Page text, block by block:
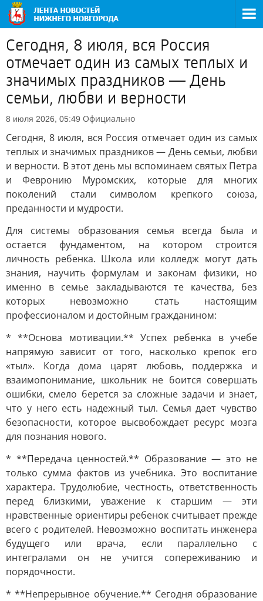
Сегодня, 8 июля, вся Россия
отмечает один из самых теплых и
значимых праздников — День
семьи, любви и верности
8 июля 2026, 05:49 Официально
Сегодня, 8 июля, вся Россия отмечает один из самых
теплых и значимых праздников — День семьи, любви
и верности. В этот день мы вспоминаем святых Петра
и Февронию Муромских, которые для многих
поколений стали символом крепкого союза,
преданности и мудрости.
Для системы образования семья всегда была и
остается фундаментом, на котором строится
личность ребенка. Школа или колледж могут дать
знания, научить формулам и законам физики, но
именно в семье закладываются те качества, без
которых невозможно стать настоящим
профессионалом и достойным гражданином:
* **Основа мотивации.** Успех ребенка в учебе
напрямую зависит от того, насколько крепок его
«тыл». Когда дома царят любовь, поддержка и
взаимопонимание, школьник не боится совершать
ошибки, смело берется за сложные задачи и знает,
что у него есть надежный тыл. Семья дает чувство
безопасности, которое высвобождает ресурс мозга
для познания нового.
* **Передача ценностей.** Образование — это не
только сумма фактов из учебника. Это воспитание
характера. Трудолюбие, честность, ответственность
перед близкими, уважение к старшим — эти
нравственные ориентиры ребенок считывает прежде
всего с родителей. Невозможно воспитать инженера
будущего или врача, если параллельно с
интегралами он не учится сопереживанию и
порядочности.
* **Непрерывное обучение.** Сегодня образование